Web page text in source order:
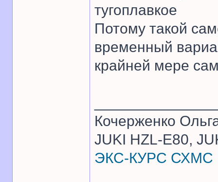
тугоплавкое
Потому такой
временный
крайней мере
Кочерженко
JUKI HZL-E80,
ЭКС-КУРС СХМС